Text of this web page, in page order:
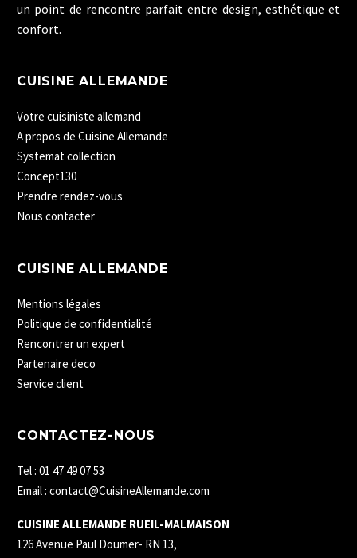
un point de rencontre parfait entre design, esthétique et
confort.
CUISINE ALLEMANDE
Votre cuisiniste allemand
A propos de Cuisine Allemande
Systemat collection
Concept130
Prendre rendez-vous
Nous contacter
CUISINE ALLEMANDE
Mentions légales
Politique de confidentialité
Rencontrer un expert
Partenaire deco
Service client
CONTACTEZ-NOUS
Tel : 01 47 49 07 53
Email : contact@CuisineAllemande.com
CUISINE ALLEMANDE RUEIL-MALMAISON
126 Avenue Paul Doumer- RN 13,